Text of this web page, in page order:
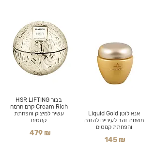
בבור HSR LIFTING
Cream Rich קרם הרמה
עשיר למיצוק והפחתת
קמטים
479 ₪
אנא לוטן Liquid Gold
משחת זהב לעיניים להזנה
והפחתת קמטים
145 ₪